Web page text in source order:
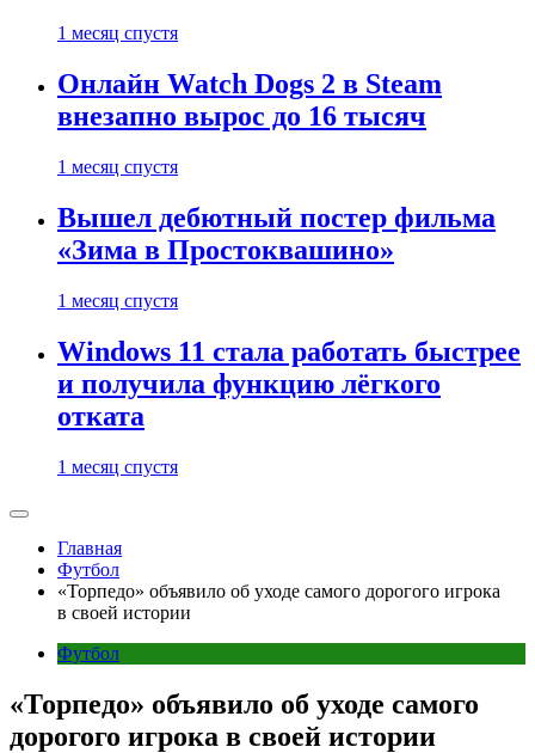
1 месяц спустя
Онлайн Watch Dogs 2 в Steam
внезапно вырос до 16 тысяч
1 месяц спустя
Вышел дебютный постер фильма
«Зима в Простоквашино»
1 месяц спустя
Windows 11 стала работать быстрее
и получила функцию лёгкого
отката
1 месяц спустя
Главная
Футбол
«Торпедо» объявило об уходе самого дорогого игрока
в своей истории
Футбол
«Торпедо» объявило об уходе самого
дорогого игрока в своей истории